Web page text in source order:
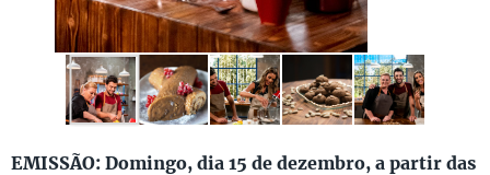
EMISSÃO: Domingo, dia 15 de dezembro, a partir das